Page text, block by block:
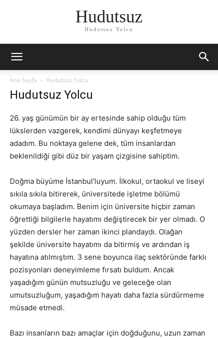
Hudutsuz
Hudutsuz Yolcu
Ana Sayfa Hudutsuz Yolcu
Hudutsuz Yolcu
26. yaş günümün bir ay ertesinde sahip olduğu tüm
lükslerden vazgerek, kendimi dünyayı keşfetmeye
adadım. Bu noktaya gelene dek, tüm insanlardan
beklenildiği gibi düz bir yaşam çizgisine sahiptim.
Doğma büyüme İstanbul’luyum. İlkokul, ortaokul ve liseyi
sıkıla sıkıla bitirerek, üniversitede işletme bölümü
okumaya başladım. Benim için üniversite hiçbir zaman
öğrettiği bilgilerle hayatımı değiştirecek bir yer olmadı. O
yüzden dersler her zaman ikinci plandaydı. Olağan
şekilde üniversite hayatımı da bitirmiş ve ardından iş
hayatına atılmıştım. 3 sene boyunca ilaç sektöründe farklı
pozisyonları deneyimleme fırsatı buldum. Ancak
yaşadığım günün mutsuzluğu ve geleceğe olan
umutsuzluğum, yaşadığım hayatı daha fazla sürdürmeme
müsade etmedi.
Bazı insanların bazı amaçlar için doğduğunu, uzun zaman